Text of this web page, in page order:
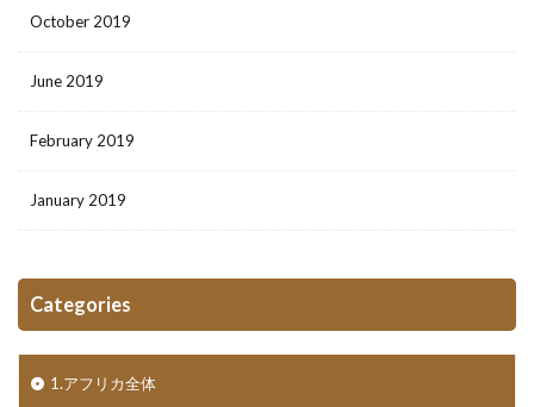
October 2019
June 2019
February 2019
January 2019
Categories
1.アフリカ全体